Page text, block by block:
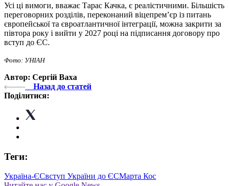
Усі ці вимоги, вважає Тарас Качка, є реалістичними. Більшість
переговорних розділів, переконаний віцепрем’єр із питань
європейської та євроатлантичної інтеграції, можна закрити за
півтора року і вийти у 2027 році на підписання договору про
вступ до ЄС.
Фото: УНІАН
Автор: Сергій Ваха
Назад до статей
Поділитися:
Теги:
Україна-ЄСвступ України до ЄСМарта Кос